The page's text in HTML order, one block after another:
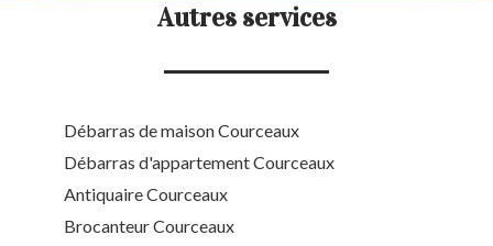
Autres services
Débarras de maison Courceaux
Débarras d'appartement Courceaux
Antiquaire Courceaux
Brocanteur Courceaux